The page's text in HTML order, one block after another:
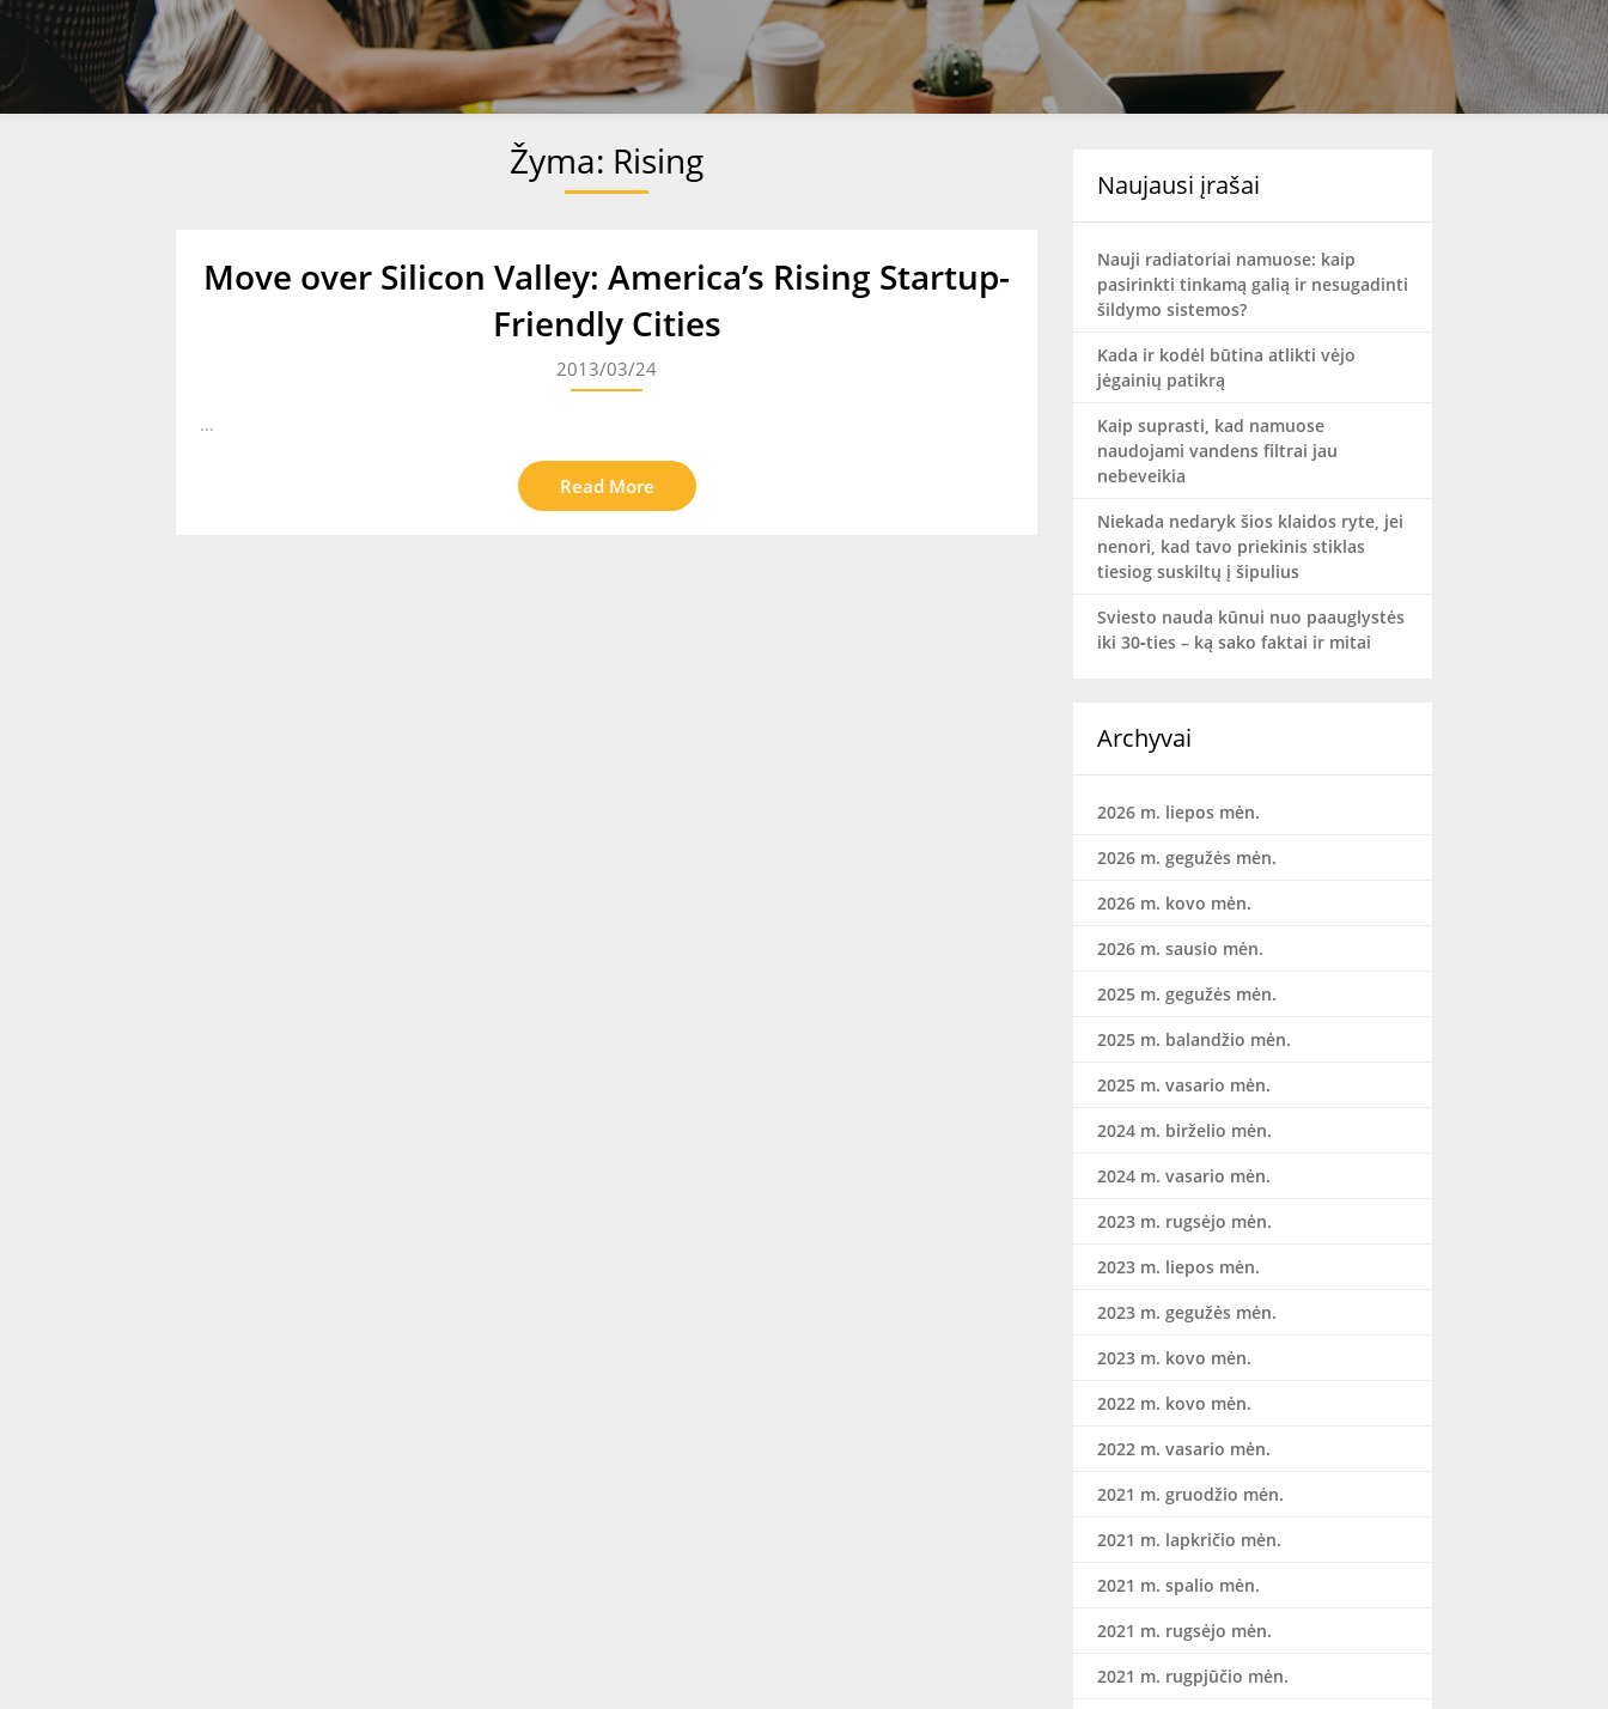
Žyma: Rising
Move over Silicon Valley: America’s Rising Startup-
Friendly Cities
2013/03/24
...
Read More
Naujausi įrašai
Nauji radiatoriai namuose: kaip
pasirinkti tinkamą galią ir nesugadinti
šildymo sistemos?
Kada ir kodėl būtina atlikti vėjo
jėgainių patikrą
Kaip suprasti, kad namuose
naudojami vandens filtrai jau
nebeveikia
Niekada nedaryk šios klaidos ryte, jei
nenori, kad tavo priekinis stiklas
tiesiog suskiltų į šipulius
Sviesto nauda kūnui nuo paauglystės
iki 30‑ties – ką sako faktai ir mitai
Archyvai
2026 m. liepos mėn.
2026 m. gegužės mėn.
2026 m. kovo mėn.
2026 m. sausio mėn.
2025 m. gegužės mėn.
2025 m. balandžio mėn.
2025 m. vasario mėn.
2024 m. birželio mėn.
2024 m. vasario mėn.
2023 m. rugsėjo mėn.
2023 m. liepos mėn.
2023 m. gegužės mėn.
2023 m. kovo mėn.
2022 m. kovo mėn.
2022 m. vasario mėn.
2021 m. gruodžio mėn.
2021 m. lapkričio mėn.
2021 m. spalio mėn.
2021 m. rugsėjo mėn.
2021 m. rugpjūčio mėn.